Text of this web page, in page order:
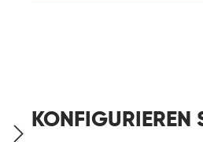
KONFIGURIEREN